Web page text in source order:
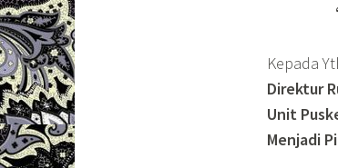
Kepada
Direktur
Unit
Menjadi